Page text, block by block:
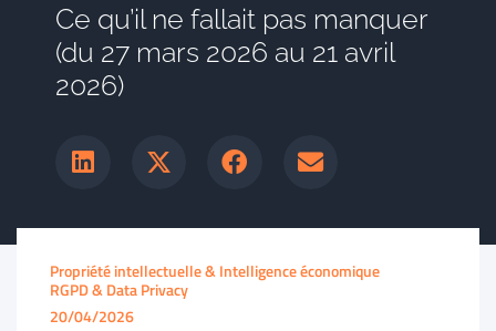
Ce qu’il ne fallait pas manquer
(du 27 mars 2026 au 21 avril
2026)
Propriété intellectuelle & Intelligence économique
RGPD & Data Privacy
20/04/2026